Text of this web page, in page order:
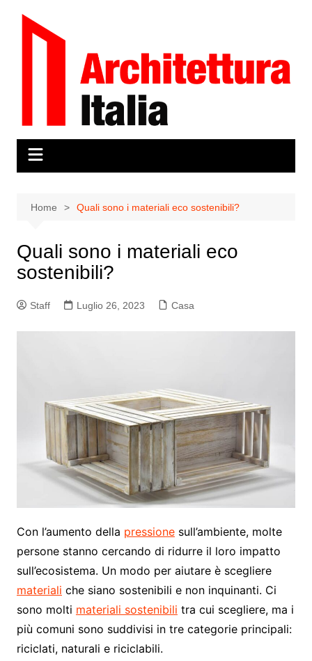
contenuto
Home Quali sono i materiali eco sostenibili?
Quali sono i materiali eco
sostenibili?
Staff Luglio 26, 2023 Casa
Con l’aumento della pressionesull’ambiente, molte
persone stanno cercando di ridurre il loro impatto
sull’ecosistema. Un modo per aiutare è scegliere
materiali che siano sostenibili e non inquinanti. Ci
sono molti materiali sostenibili tra cui scegliere, ma i
più comuni sono suddivisi in tre categorie principali:
riciclati, naturali e riciclabili.